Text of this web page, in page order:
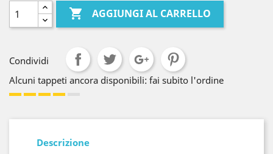
 AGGIUNGI AL CARRELLO
Condividi
Alcuni tappeti ancora disponibili: fai subito l'ordine
Descrizione